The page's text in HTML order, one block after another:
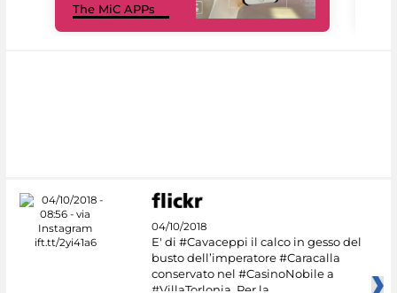
The MiC APPs
04/10/2018
E' di #Cavaceppi il calco in gesso del
busto dell’imperatore #Caracalla
conservato nel #CasinoNobile a
#VillaTorlonia. Per la